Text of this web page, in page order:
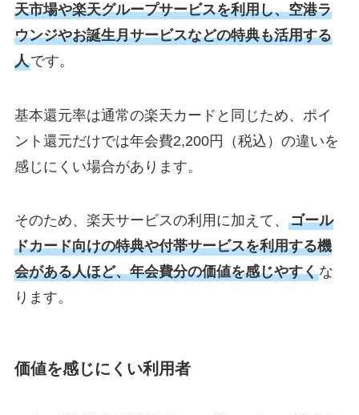
天市場や楽天グループサービスを利用し、空港ラ
ウンジやお誕生月サービスなどの特典も活用する
人です。
基本還元率は通常の楽天カードと同じため、ポイ
ント還元だけでは年会費2,200円（税込）の違いを
感じにくい場合があります。
そのため、楽天サービスの利用に加えて、 ゴール
ドカード向けの特典や付帯サービスを利用する機
会がある人ほど、年会費分の価値を感じやすくな
ります。
価値を感じにくい利用者